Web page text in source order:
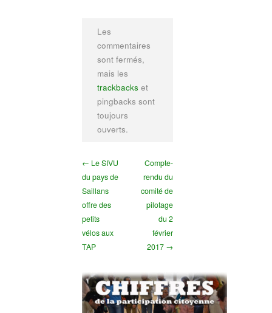
Les
commentaires
sont fermés,
mais les
trackbacks et
pingbacks sont
toujours
ouverts.
← Le SIVU
du pays de
Saillans
offre des
petits
vélos aux
TAP
Compte-
rendu du
comité de
pilotage
du 2
février
2017 →